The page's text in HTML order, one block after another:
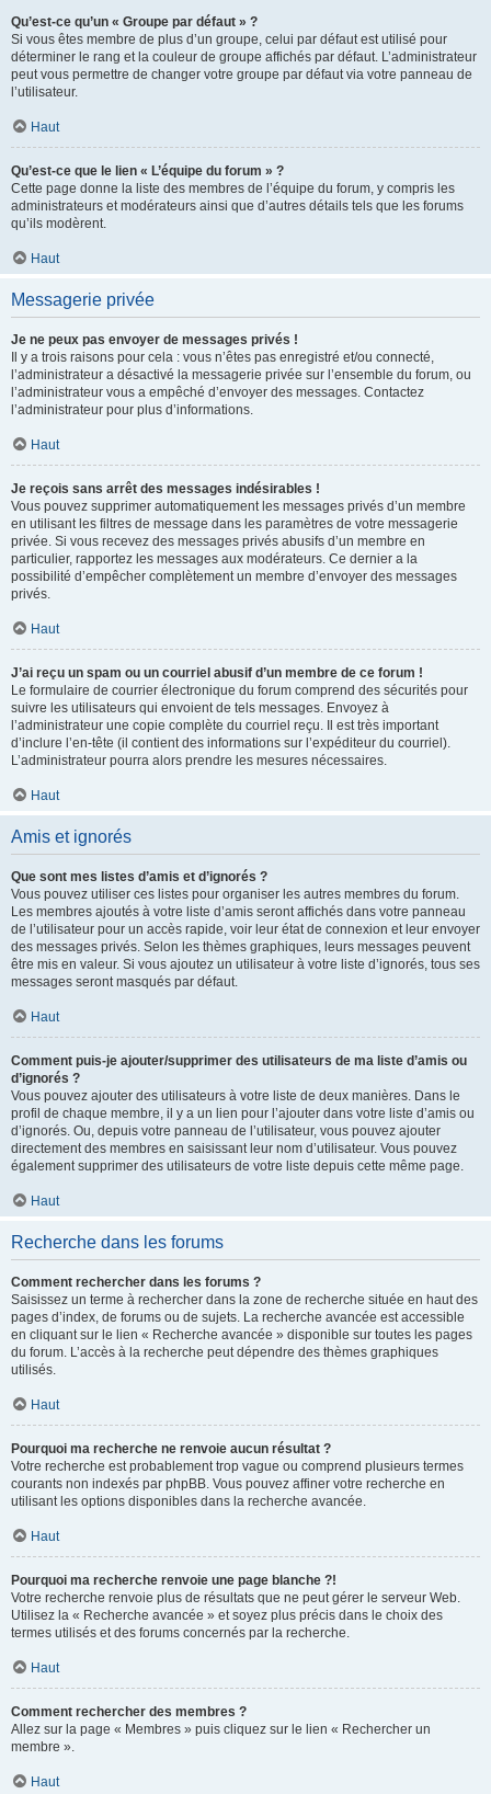
Qu’est-ce qu’un « Groupe par défaut » ?
Si vous êtes membre de plus d’un groupe, celui par défaut est utilisé pour
déterminer le rang et la couleur de groupe affichés par défaut. L’administrateur
peut vous permettre de changer votre groupe par défaut via votre panneau de
l’utilisateur.
Haut
Qu’est-ce que le lien « L’équipe du forum » ?
Cette page donne la liste des membres de l’équipe du forum, y compris les
administrateurs et modérateurs ainsi que d’autres détails tels que les forums
qu’ils modèrent.
Haut
Messagerie privée
Je ne peux pas envoyer de messages privés !
Il y a trois raisons pour cela : vous n’êtes pas enregistré et/ou connecté,
l’administrateur a désactivé la messagerie privée sur l’ensemble du forum, ou
l’administrateur vous a empêché d’envoyer des messages. Contactez
l’administrateur pour plus d’informations.
Haut
Je reçois sans arrêt des messages indésirables !
Vous pouvez supprimer automatiquement les messages privés d’un membre
en utilisant les filtres de message dans les paramètres de votre messagerie
privée. Si vous recevez des messages privés abusifs d’un membre en
particulier, rapportez les messages aux modérateurs. Ce dernier a la
possibilité d’empêcher complètement un membre d’envoyer des messages
privés.
Haut
J’ai reçu un spam ou un courriel abusif d’un membre de ce forum !
Le formulaire de courrier électronique du forum comprend des sécurités pour
suivre les utilisateurs qui envoient de tels messages. Envoyez à
l’administrateur une copie complète du courriel reçu. Il est très important
d’inclure l’en-tête (il contient des informations sur l’expéditeur du courriel).
L’administrateur pourra alors prendre les mesures nécessaires.
Haut
Amis et ignorés
Que sont mes listes d’amis et d’ignorés ?
Vous pouvez utiliser ces listes pour organiser les autres membres du forum.
Les membres ajoutés à votre liste d’amis seront affichés dans votre panneau
de l’utilisateur pour un accès rapide, voir leur état de connexion et leur envoyer
des messages privés. Selon les thèmes graphiques, leurs messages peuvent
être mis en valeur. Si vous ajoutez un utilisateur à votre liste d’ignorés, tous ses
messages seront masqués par défaut.
Haut
Comment puis-je ajouter/supprimer des utilisateurs de ma liste d’amis ou
d’ignorés ?
Vous pouvez ajouter des utilisateurs à votre liste de deux manières. Dans le
profil de chaque membre, il y a un lien pour l’ajouter dans votre liste d’amis ou
d’ignorés. Ou, depuis votre panneau de l’utilisateur, vous pouvez ajouter
directement des membres en saisissant leur nom d’utilisateur. Vous pouvez
également supprimer des utilisateurs de votre liste depuis cette même page.
Haut
Recherche dans les forums
Comment rechercher dans les forums ?
Saisissez un terme à rechercher dans la zone de recherche située en haut des
pages d’index, de forums ou de sujets. La recherche avancée est accessible
en cliquant sur le lien « Recherche avancée » disponible sur toutes les pages
du forum. L’accès à la recherche peut dépendre des thèmes graphiques
utilisés.
Haut
Pourquoi ma recherche ne renvoie aucun résultat ?
Votre recherche est probablement trop vague ou comprend plusieurs termes
courants non indexés par phpBB. Vous pouvez affiner votre recherche en
utilisant les options disponibles dans la recherche avancée.
Haut
Pourquoi ma recherche renvoie une page blanche ?!
Votre recherche renvoie plus de résultats que ne peut gérer le serveur Web.
Utilisez la « Recherche avancée » et soyez plus précis dans le choix des
termes utilisés et des forums concernés par la recherche.
Haut
Comment rechercher des membres ?
Allez sur la page « Membres » puis cliquez sur le lien « Rechercher un
membre ».
Haut